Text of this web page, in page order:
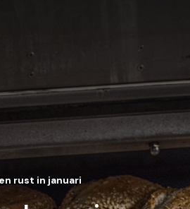
rust in januari